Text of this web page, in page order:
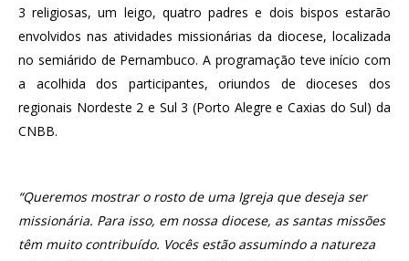
3 religiosas, um leigo, quatro padres e dois bispos estarão
envolvidos nas atividades missionárias da diocese, localizada
no semiárido de Pernambuco. A programação teve início com
a acolhida dos participantes, oriundos de dioceses dos
regionais Nordeste 2 e Sul 3 (Porto Alegre e Caxias do Sul) da
CNBB.
“Queremos mostrar o rosto de uma Igreja que deseja ser
missionária. Para isso, em nossa diocese, as santas missões
têm muito contribuído. Vocês estão assumindo a natureza